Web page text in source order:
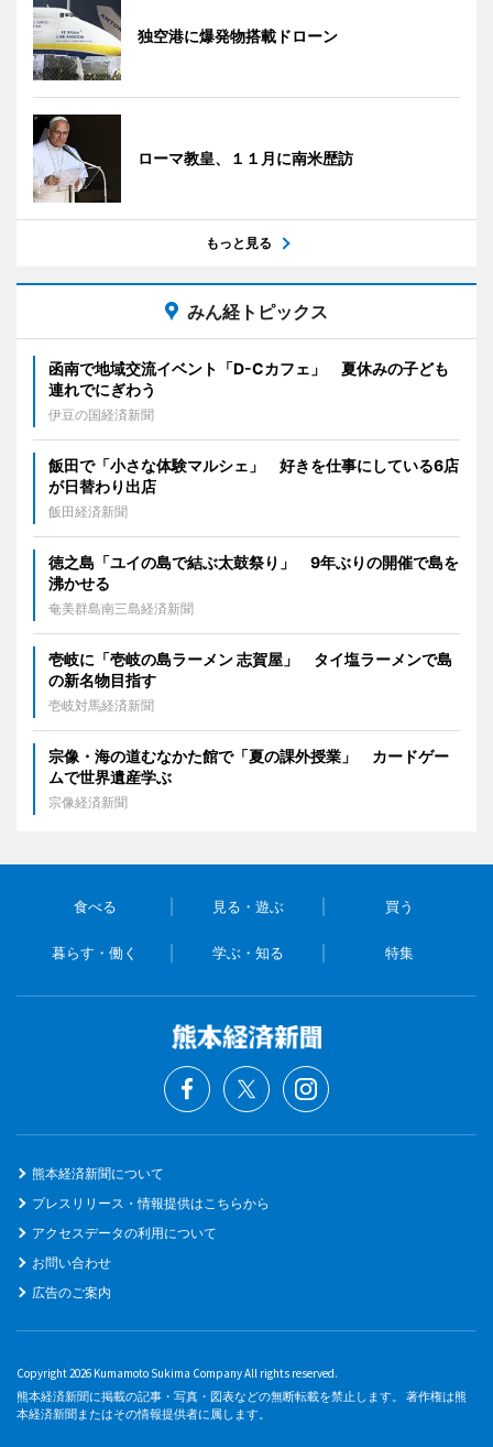
独空港に爆発物搭載ドローン
ローマ教皇、１１月に南米歴訪
もっと見る
みん経トピックス
函南で地域交流イベント「D-Cカフェ」 夏休みの子ども
連れでにぎわう
伊豆の国経済新聞
飯田で「小さな体験マルシェ」 好きを仕事にしている6店
が日替わり出店
飯田経済新聞
徳之島「ユイの島で結ぶ太鼓祭り」 9年ぶりの開催で島を
沸かせる
奄美群島南三島経済新聞
壱岐に「壱岐の島ラーメン 志賀屋」 タイ塩ラーメンで島
の新名物目指す
壱岐対馬経済新聞
宗像・海の道むなかた館で「夏の課外授業」 カードゲー
ムで世界遺産学ぶ
宗像経済新聞
食べる 見る・遊ぶ 買う
暮らす・働く 学ぶ・知る 特集
熊本経済新聞について
プレスリリース・情報提供はこちらから
アクセスデータの利用について
お問い合わせ
広告のご案内
Copyright 2026 Kumamoto Sukima Company All rights reserved.
熊本経済新聞に掲載の記事・写真・図表などの無断転載を禁止します。 著作権は熊
本経済新聞またはその情報提供者に属します。